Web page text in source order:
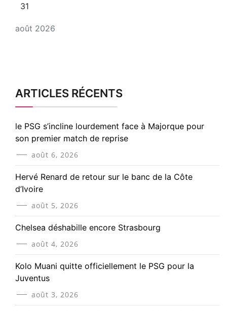
août 2026
31
ARTICLES RÉCENTS
le PSG s’incline lourdement face à Majorque pour
son premier match de reprise
août 6, 2026
Hervé Renard de retour sur le banc de la Côte
d’Ivoire
août 5, 2026
Chelsea déshabille encore Strasbourg
août 4, 2026
Kolo Muani quitte officiellement le PSG pour la
Juventus
août 3, 2026